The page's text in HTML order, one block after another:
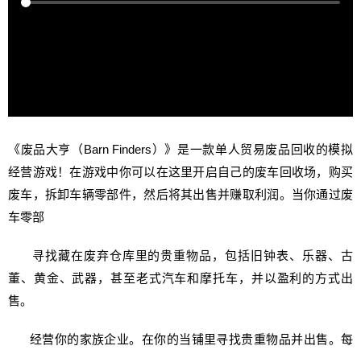
《废品大亨（Barn Finders）》是一款单人贸易废品回收的模拟
经营游戏！在游戏中你可以在这里开启自己的废车回收场，购买
废车，拆卸车辆零部件，然后将其出售并赚取利润。当你通过废
车零部
寻找藏在废弃仓库里的贵重物品，包括旧钟表、乐器、古
董、黄金、武器，甚至老式汽车和摩托车，并以盈利的方式出
售。
经营你的家族企业。在你的当铺里寻找贵重物品并出售。每